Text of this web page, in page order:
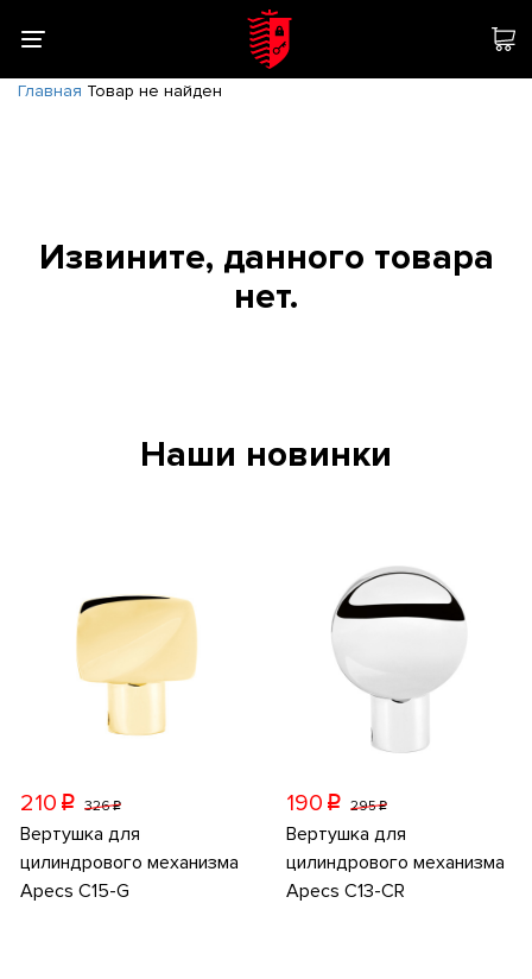
Главная Товар не найден
Извините, данного товара
нет.
Наши новинки
210 p 326p
Вертушка для
цилиндрового механизма
Apecs C15-G
190 p 295p
Вертушка для
цилиндрового механизма
Apecs C13-CR